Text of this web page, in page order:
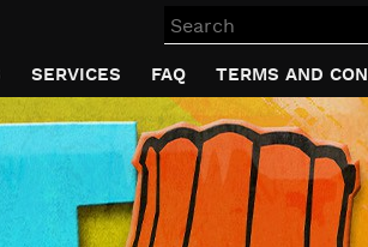
Search
SERVICES FAQ TERMS AND